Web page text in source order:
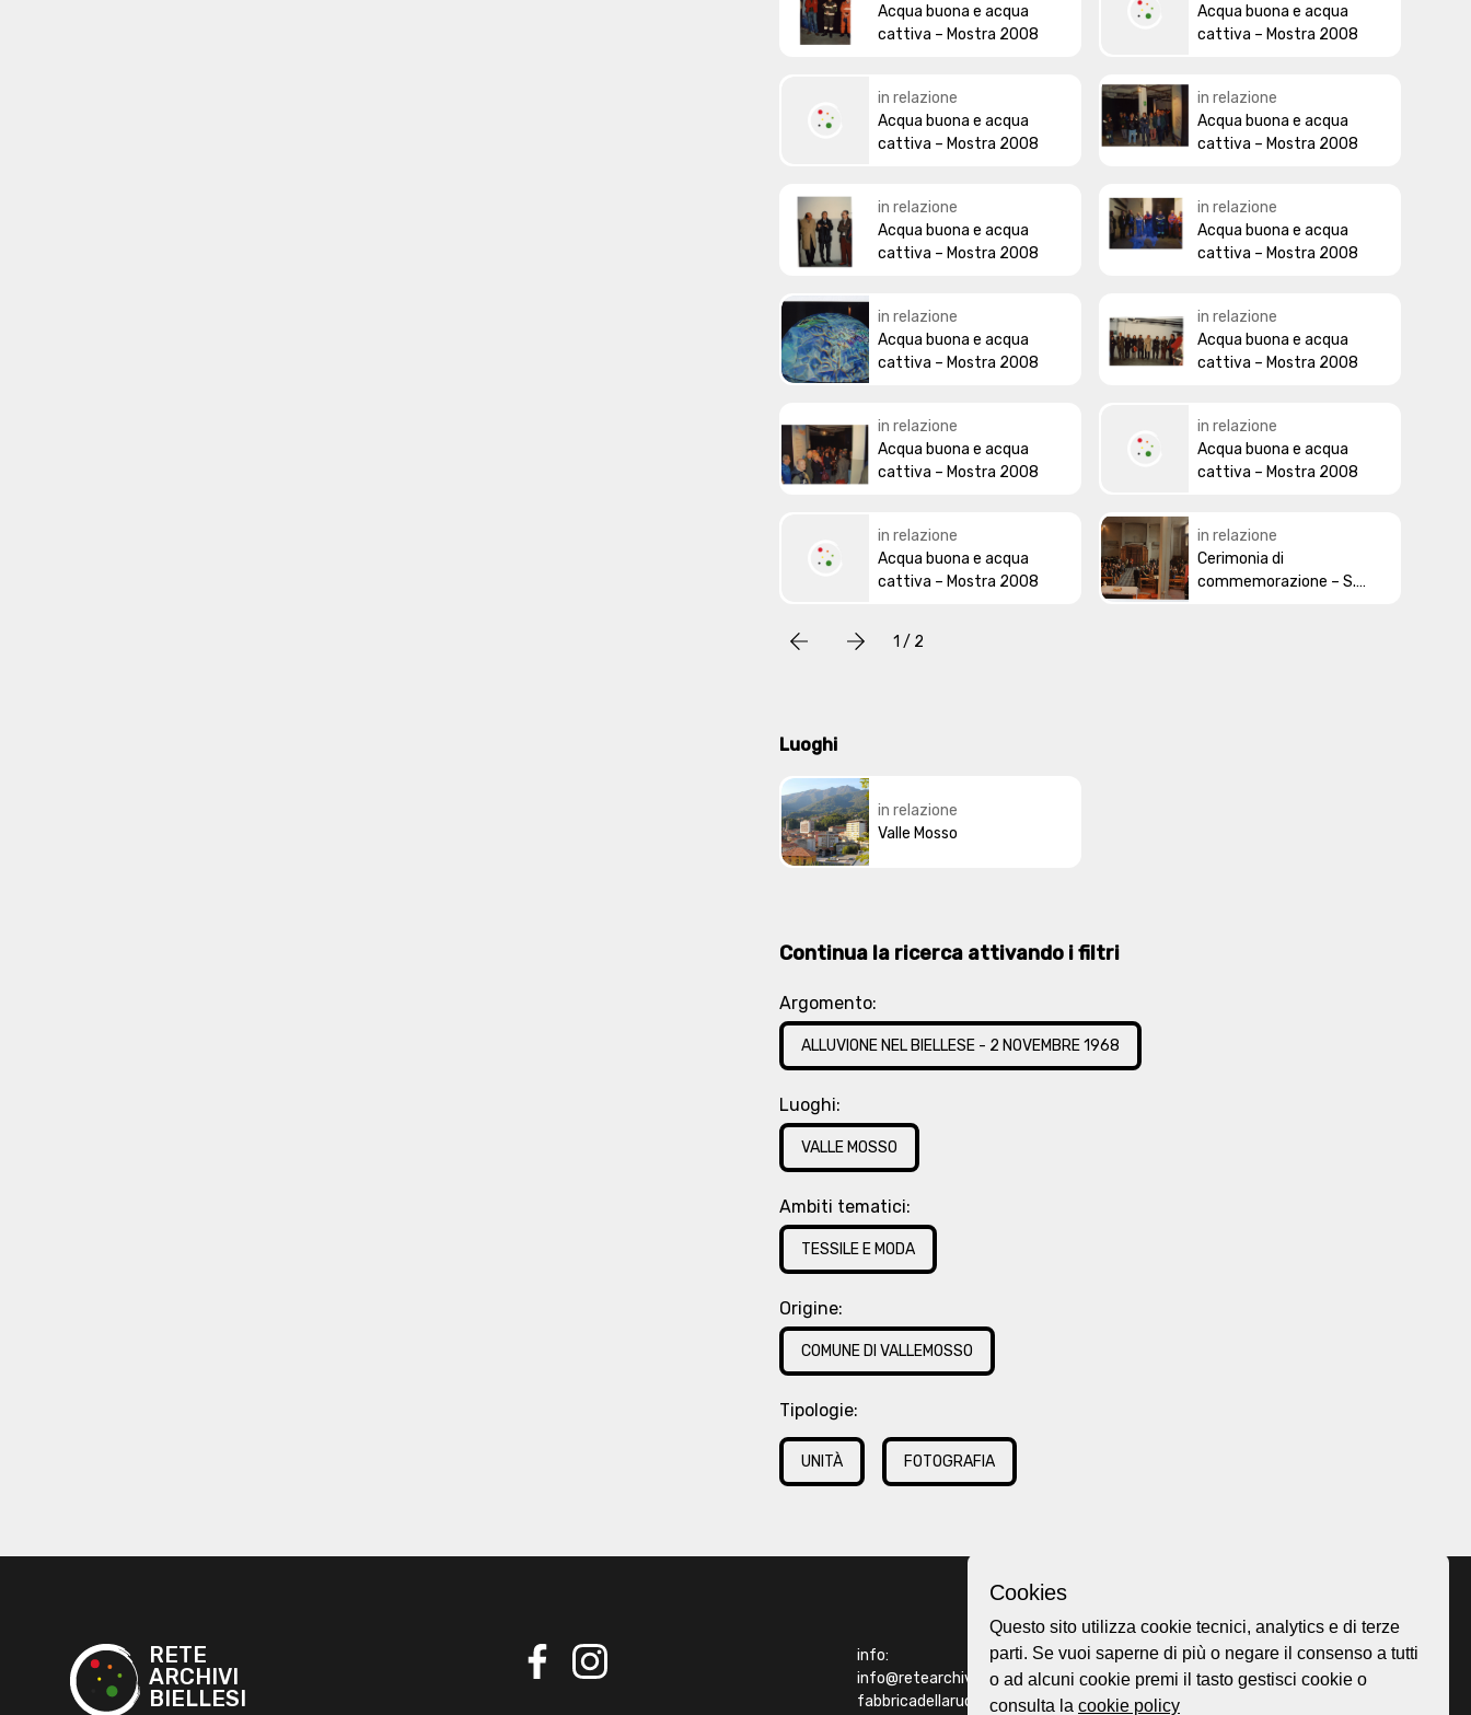
Acqua buona e acqua
cattiva – Mostra 2008
Acqua buona e acqua
cattiva – Mostra 2008
in relazione
Acqua buona e acqua
cattiva – Mostra 2008
in relazione
Acqua buona e acqua
cattiva – Mostra 2008
in relazione
Acqua buona e acqua
cattiva – Mostra 2008
in relazione
Acqua buona e acqua
cattiva – Mostra 2008
in relazione
Acqua buona e acqua
cattiva – Mostra 2008
in relazione
Acqua buona e acqua
cattiva – Mostra 2008
in relazione
Acqua buona e acqua
cattiva – Mostra 2008
in relazione
Acqua buona e acqua
cattiva – Mostra 2008
in relazione
Acqua buona e acqua
cattiva – Mostra 2008
in relazione
Cerimonia di
commemorazione – S.
Precedentesuccessivo
1 / 2
Luoghi
in relazione
Valle Mosso
Continua la ricerca attivando i filtri
Argomento:
ALLUVIONE NEL BIELLESE - 2 NOVEMBRE 1968
Luoghi:
VALLE MOSSO
Ambiti tematici:
TESSILE E MODA
Origine:
COMUNE DI VALLEMOSSO
Tipologie:
UNITÀ FOTOGRAFIA
RETE
ARCHIVI
BIELLESI
info:
info@retearchivibiellesi.it
fabbricadellaruota@gmail.com
Home page
About
Cookies
Questo sito utilizza cookie tecnici, analytics e di terze
parti. Se vuoi saperne di più o negare il consenso a tutti
o ad alcuni cookie premi il tasto gestisci cookie o
consulta la cookie policy